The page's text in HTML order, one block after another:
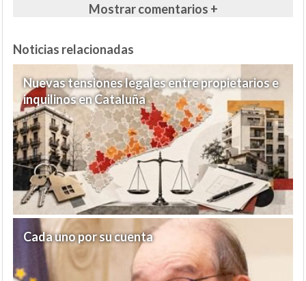
Mostrar comentarios +
Noticias relacionadas
Nuevas tensiones legales entre propietarios e
inquilinos en Cataluña
Cada uno por su cuenta